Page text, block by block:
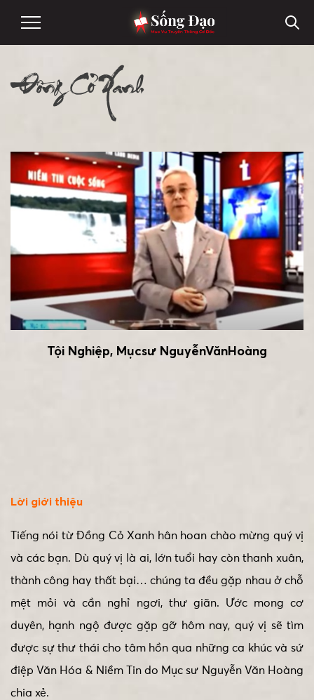
Đồng Cỏ Xanh
Tội Nghiệp, Mụcsư NguyễnVănHoàng
Lời giới thiệu
Tiếng nói từ Đồng Cỏ Xanh hân hoan chào mừng quý vị
và các bạn. Dù quý vị là ai, lớn tuổi hay còn thanh xuân,
thành công hay thất bại… chúng ta đều gặp nhau ở chỗ
mệt mỏi và cần nghỉ ngơi, thư giãn. Ước mong cơ
duyên, hạnh ngộ được gặp gỡ hôm nay, quý vị sẽ tìm
được sự thư thái cho tâm hồn qua những ca khúc và sứ
điệp Văn Hóa & Niềm Tin do Mục sư Nguyễn Văn Hoàng
chia xẻ.